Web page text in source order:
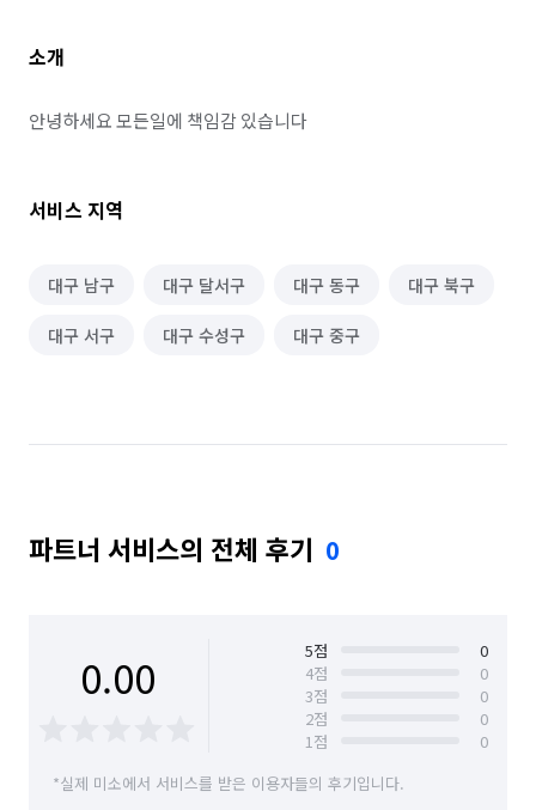
소개
안녕하세요 모든일에 책임감 있습니다
서비스 지역
대구 남구 대구 달서구 대구 동구 대구 북구
대구 서구 대구 수성구 대구 중구
파트너 서비스의 전체 후기 0
0.00 5점
0
4점
0
3점
0
2점
0
1점
0
*실제 미소에서 서비스를 받은 이용자들의 후기입니다.